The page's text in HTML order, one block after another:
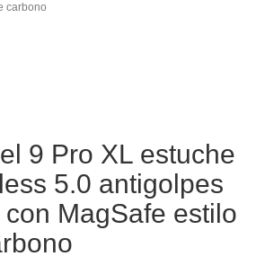
carbono
9 Pro XL estuche
5.0 antigolpes
MagSafe estilo